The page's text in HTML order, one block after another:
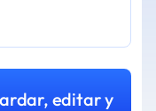
editar y